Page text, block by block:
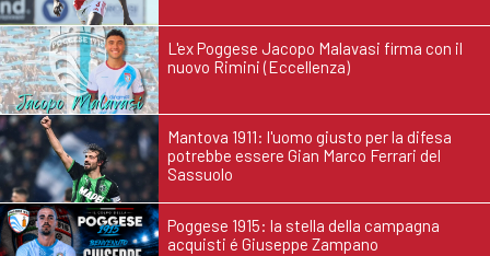
L'ex Poggese Jacopo Malavasi firma con il
nuovo Rimini (Eccellenza)
Mantova 1911: l'uomo giusto per la difesa
potrebbe essere Gian Marco Ferrari del
Sassuolo
Poggese 1915: la stella della campagna
acquisti é Giuseppe Zampano